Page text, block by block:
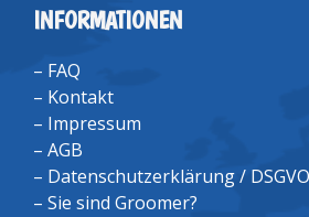
INFORMATIONEN
– FAQ
– Kontakt
– Impressum
– AGB
– Datenschutzerklärung / DSGVO
– Sie sind Groomer?